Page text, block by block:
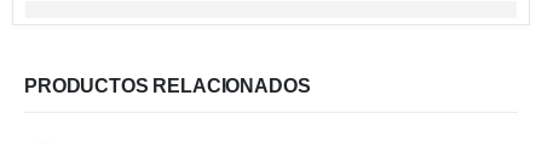
PRODUCTOS RELACIONADOS